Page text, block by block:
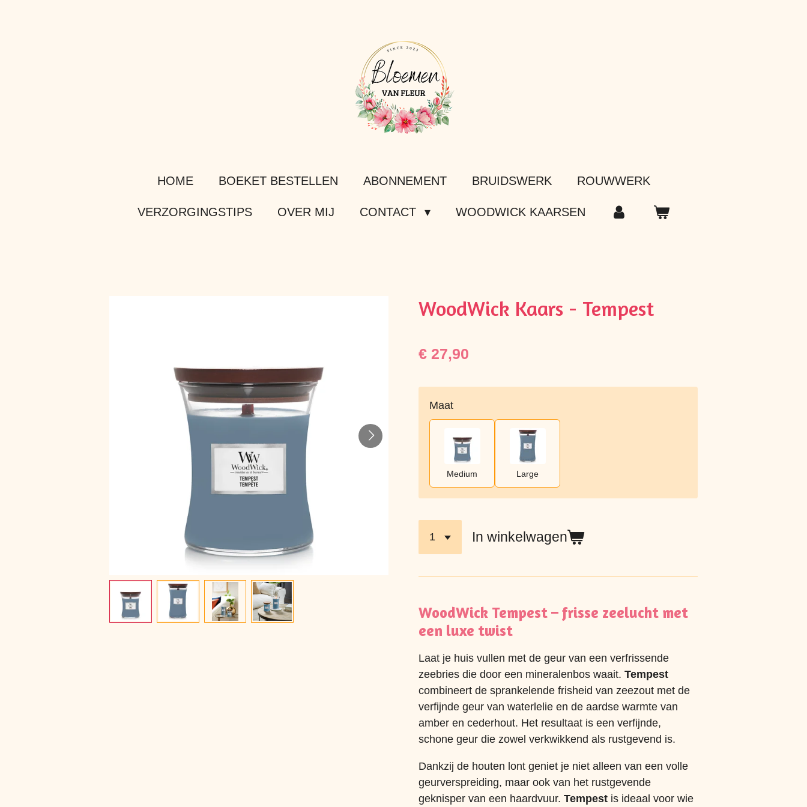
HOME BOEKET BESTELLEN ABONNEMENT BRUIDSWERK ROUWWERK
VERZORGINGSTIPS OVER MIJ CONTACT WOODWICK KAARSEN
WoodWick Kaars - Tempest
€ 27,90
Maat
Medium Large
In winkelwagen
WoodWick Tempest – frisse zeelucht met
een luxe twist
Laat je huis vullen met de geur van een verfrissende
zeebries die door een mineralenbos waait. Tempest
combineert de sprankelende frisheid van zeezout met de
verfijnde geur van waterlelie en de aardse warmte van
amber en cederhout. Het resultaat is een verfijnde,
schone geur die zowel verkwikkend als rustgevend is.
Dankzij de houten lont geniet je niet alleen van een volle
geurverspreiding, maar ook van het rustgevende
geknisper van een haardvuur. Tempest is ideaal voor wie